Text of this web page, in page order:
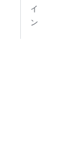
イ
ン